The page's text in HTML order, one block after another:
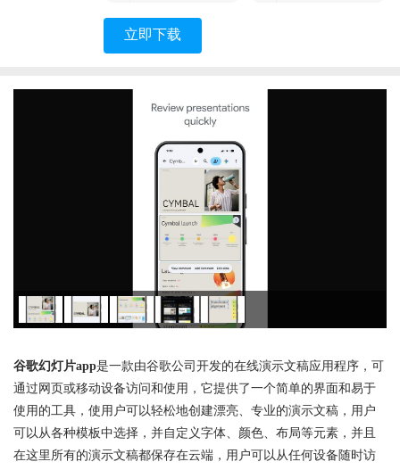
立即下载
谷歌幻灯片app是一款由谷歌公司开发的在线演示文稿应用程序，可
通过网页或移动设备访问和使用，它提供了一个简单的界面和易于
使用的工具，使用户可以轻松地创建漂亮、专业的演示文稿，用户
可以从各种模板中选择，并自定义字体、颜色、布局等元素，并且
在这里所有的演示文稿都保存在云端，用户可以从任何设备随时访